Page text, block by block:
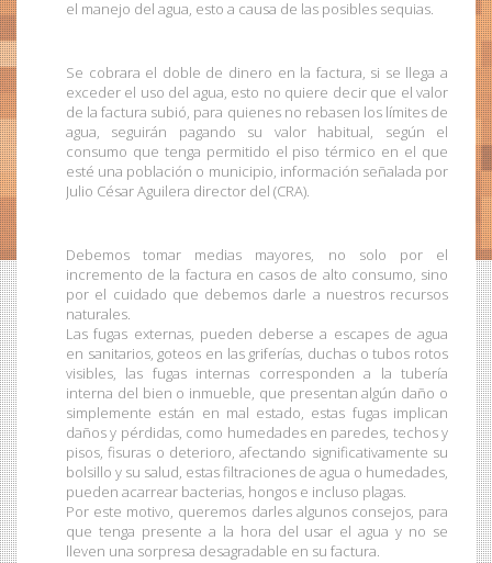
el manejo del agua, esto a causa de las posibles sequias.
Se cobrara el doble de dinero en la factura, si se llega a
exceder el uso del agua, esto no quiere decir que el valor
de la factura subió, para quienes no rebasen los límites de
agua, seguirán pagando su valor habitual, según el
consumo que tenga permitido el piso térmico en el que
esté una población o municipio, información señalada por
Julio César Aguilera director del (CRA).
Debemos tomar medias mayores, no solo por el
incremento de la factura en casos de alto consumo, sino
por el cuidado que debemos darle a nuestros recursos
naturales.
Las fugas externas, pueden deberse a escapes de agua
en sanitarios, goteos en las griferías, duchas o tubos rotos
visibles, las fugas internas corresponden a la tubería
interna del bien o inmueble, que presentan algún daño o
simplemente están en mal estado, estas fugas implican
daños y pérdidas, como humedades en paredes, techos y
pisos, fisuras o deterioro, afectando significativamente su
bolsillo y su salud, estas filtraciones de agua o humedades,
pueden acarrear bacterias, hongos e incluso plagas.
Por este motivo, queremos darles algunos consejos, para
que tenga presente a la hora del usar el agua y no se
lleven una sorpresa desagradable en su factura.